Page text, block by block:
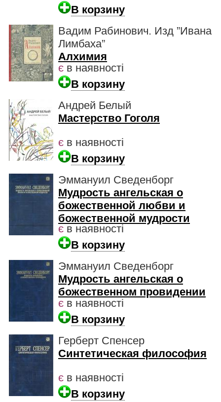
В корзину
Вадим Рабинович. Изд ”Ивана
Лимбаха”
Алхимия
є в наявності
В корзину
Андрей Белый
Мастерство Гоголя
є в наявності
В корзину
Эммануил Сведенборг
Мудрость ангельская о
божественной любви и
божественной мудрости
є в наявності
В корзину
Эммануил Сведенборг
Мудрость ангельская о
божественном провидении
є в наявності
В корзину
Герберт Спенсер
Синтетическая философия
є в наявності
В корзину